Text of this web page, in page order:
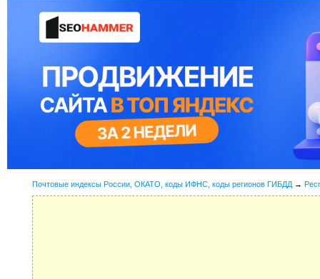
Почтовые индексы России, ОКАТО, коды ИФНС, коды регионов ГИБДД →